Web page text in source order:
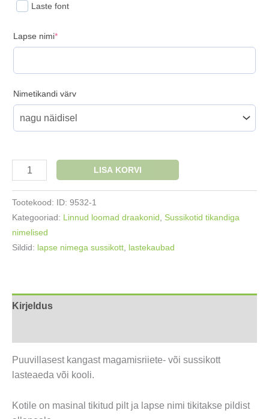
Laste font
Lapse nimi*(required)
Nimetikandi värv
Sussikott
nimetikandiga
LISA KORVI
Tootekood: ID: 9532-1
Kategooriad: Linnud loomad draakonid, Sussikotid tikandiga
nimelised
Sildid: lapse nimega sussikott, lastekaubad
Kirjeldus
Puuvillasest kangast magamisriiete- või sussikott
lasteaeda või kooli.
Kotile on masinal tikitud pilt ja lapse nimi tikitakse pildist